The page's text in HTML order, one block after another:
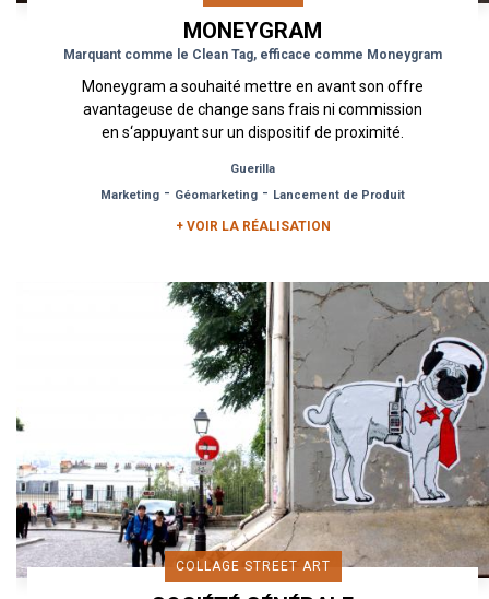
MONEYGRAM
Marquant comme le Clean Tag, efficace comme Moneygram
Moneygram a souhaité mettre en avant son offre
avantageuse de change sans frais ni commission
en s‘appuyant sur un dispositif de proximité.
Guerilla
Marketing - Géomarketing - Lancement de Produit
+ VOIR LA RÉALISATION
COLLAGE STREET ART